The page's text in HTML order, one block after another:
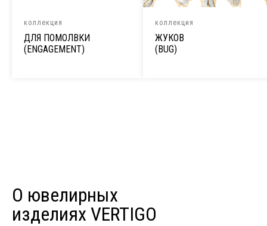
коллекция
ДЛЯ ПОМОЛВКИ
(ENGAGEMENT)
коллекция
ЖУКОВ
(BUG)
О ювелирных
изделиях VERTIGO